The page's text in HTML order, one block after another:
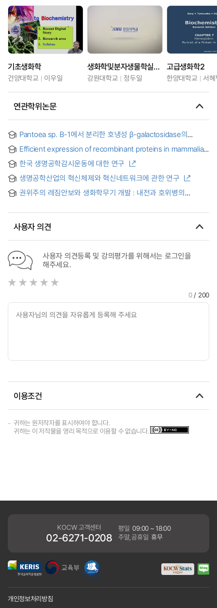
기초생화학
건양대학교 이우일
생화학및분자생물학실험2
강원대학교 정두일
고급생화학2
한양대학교 서
연관학위논문
Pantoea sp. B-1에서 분리한 호냉성 β-galactosidase의
Characteristics and Lactose Hydrolysis Activity in Milk of
Psychrotrophic β-Galactosidase from Pantoea sp.B-1
Efficient expression of recombinant proteins in mammalian
한국 생명공학감시운동에 대한 연구
생명공학산업의 혁신체제와 혁신네트워크에 관한 연구
권위주의 레짐안보와 생화학무기 개발 : 내전과 호위병의
사용자 의견
사용자 의견등록 및 강의평가를 위해서는 로그인을
해주세요.
0/ 200
이용조건
귀하는 원저작자를 표시하여야 합니다.
귀하는 이 저작물을 영리 목적으로 이용할 수 없습니다.
KOCW 고객센터
02-6271-0208
평일 09:00 ~ 18:00
주말,공휴일 휴무
개인정보처리방침